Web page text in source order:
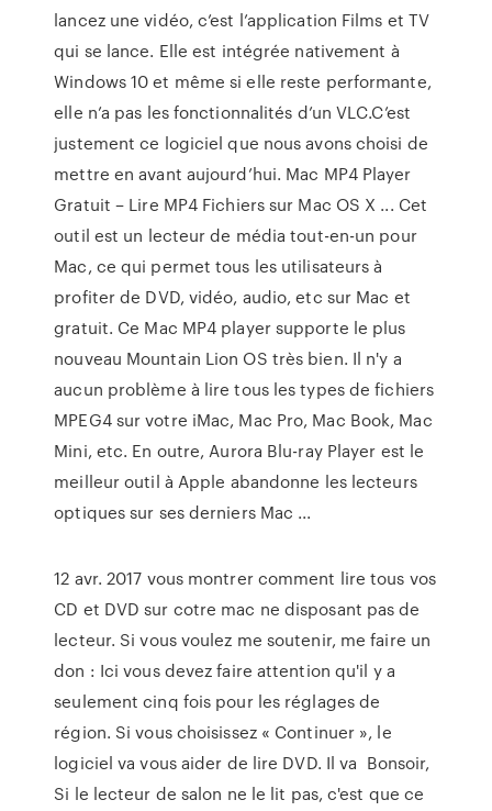
lancez une vidéo, c’est l’application Films et TV
qui se lance. Elle est intégrée nativement à
Windows 10 et même si elle reste performante,
elle n’a pas les fonctionnalités d’un VLC.C’est
justement ce logiciel que nous avons choisi de
mettre en avant aujourd’hui. Mac MP4 Player
Gratuit – Lire MP4 Fichiers sur Mac OS X ... Cet
outil est un lecteur de média tout-en-un pour
Mac, ce qui permet tous les utilisateurs à
profiter de DVD, vidéo, audio, etc sur Mac et
gratuit. Ce Mac MP4 player supporte le plus
nouveau Mountain Lion OS très bien. Il n'y a
aucun problème à lire tous les types de fichiers
MPEG4 sur votre iMac, Mac Pro, Mac Book, Mac
Mini, etc. En outre, Aurora Blu-ray Player est le
meilleur outil à Apple abandonne les lecteurs
optiques sur ses derniers Mac ...
12 avr. 2017 vous montrer comment lire tous vos
CD et DVD sur cotre mac ne disposant pas de
lecteur. Si vous voulez me soutenir, me faire un
don : Ici vous devez faire attention qu'il y a
seulement cinq fois pour les réglages de
région. Si vous choisissez « Continuer », le
logiciel va vous aider de lire DVD. Il va Bonsoir,
Si le lecteur de salon ne le lit pas, c'est que ce